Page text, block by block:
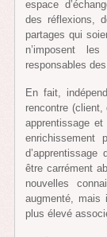
espace
des réflexions,
partages qui
n’imposent
responsables
En fait,
rencontre (client,
apprentissage
enrichissement
être carrément
nouvelles
augmenté, mais
plus élevé